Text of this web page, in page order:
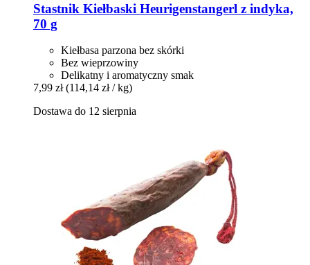
Stastnik Kiełbaski Heurigenstangerl z indyka,
70 g
Kiełbasa parzona bez skórki
Bez wieprzowiny
Delikatny i aromatyczny smak
7,99 zł (114,14 zł / kg)
Dostawa do 12 sierpnia